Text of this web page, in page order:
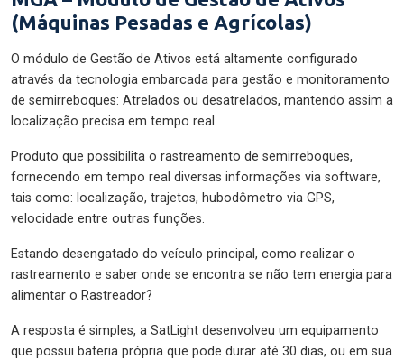
(Máquinas Pesadas e Agrícolas)
O módulo de Gestão de Ativos está altamente configurado
através da tecnologia embarcada para gestão e monitoramento
de semirreboques: Atrelados ou desatrelados, mantendo assim a
localização precisa em tempo real.
Produto que possibilita o rastreamento de semirreboques,
fornecendo em tempo real diversas informações via software,
tais como: localização, trajetos, hubodômetro via GPS,
velocidade entre outras funções.
Estando desengatado do veículo principal, como realizar o
rastreamento e saber onde se encontra se não tem energia para
alimentar o Rastreador?
A resposta é simples, a SatLight desenvolveu um equipamento
que possui bateria própria que pode durar até 30 dias, ou em sua